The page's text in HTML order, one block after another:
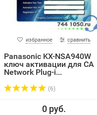
избранное сравнить
Panasonic KX-NSA940W
ключ активации для СА
Network Plug-i...
(6)
0 руб.